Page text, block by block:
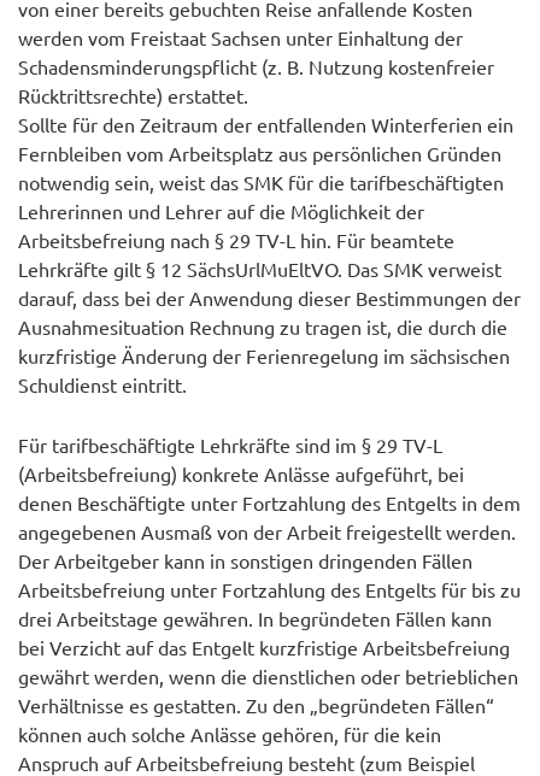
von einer bereits gebuchten Reise anfallende Kosten
werden vom Freistaat Sachsen unter Einhaltung der
Schadensminderungspflicht (z. B. Nutzung kostenfreier
Rücktrittsrechte) erstattet.
Sollte für den Zeitraum der entfallenden Winterferien ein
Fernbleiben vom Arbeitsplatz aus persönlichen Gründen
notwendig sein, weist das SMK für die tarifbeschäftigten
Lehrerinnen und Lehrer auf die Möglichkeit der
Arbeitsbefreiung nach § 29 TV-L hin. Für beamtete
Lehrkräfte gilt § 12 SächsUrlMuEltVO. Das SMK verweist
darauf, dass bei der Anwendung dieser Bestimmungen der
Ausnahmesituation Rechnung zu tragen ist, die durch die
kurzfristige Änderung der Ferienregelung im sächsischen
Schuldienst eintritt.
Für tarifbeschäftigte Lehrkräfte sind im § 29 TV-L
(Arbeitsbefreiung) konkrete Anlässe aufgeführt, bei
denen Beschäftigte unter Fortzahlung des Entgelts in dem
angegebenen Ausmaß von der Arbeit freigestellt werden.
Der Arbeitgeber kann in sonstigen dringenden Fällen
Arbeitsbefreiung unter Fortzahlung des Entgelts für bis zu
drei Arbeitstage gewähren. In begründeten Fällen kann
bei Verzicht auf das Entgelt kurzfristige Arbeitsbefreiung
gewährt werden, wenn die dienstlichen oder betrieblichen
Verhältnisse es gestatten. Zu den „begründeten Fällen“
können auch solche Anlässe gehören, für die kein
Anspruch auf Arbeitsbefreiung besteht (zum Beispiel